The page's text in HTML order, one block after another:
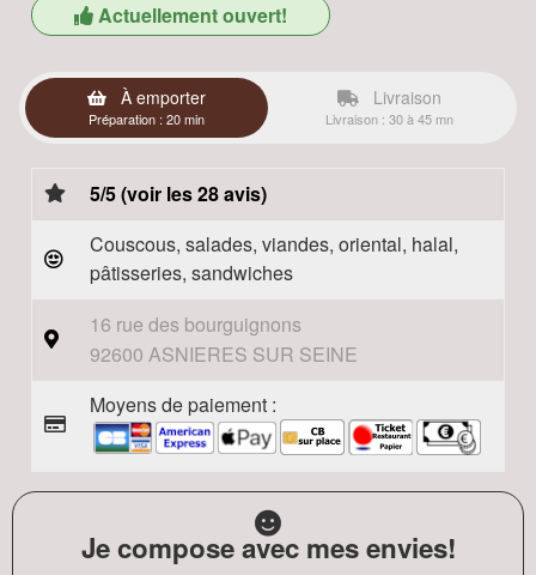
Actuellement ouvert!
À emporter
Préparation : 20 min
Livraison
Livraison : 30 à 45 mn
5/5 (voir les 28 avis)
Couscous, salades, viandes, oriental, halal,
pâtisseries, sandwiches
16 rue des bourguignons
92600 ASNIERES SUR SEINE
Moyens de paiement :
Je compose avec mes envies!